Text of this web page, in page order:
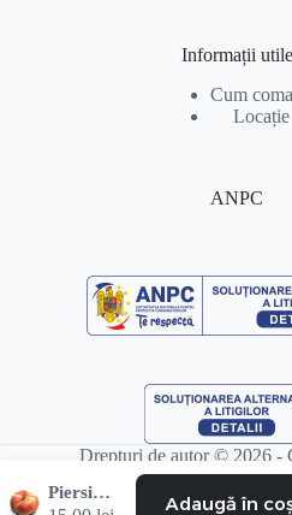
Informații utile
Cum
Locație
ANPC
Drepturi de autor © 2026 -
Piersici turtite Adaugă în